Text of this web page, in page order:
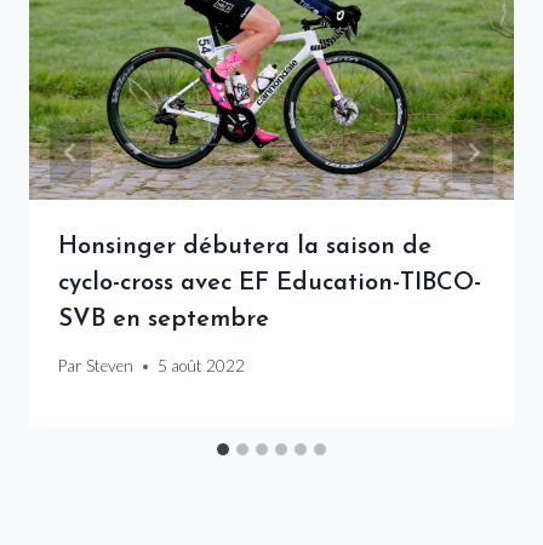
Honsinger débutera la saison de
cyclo-cross avec EF Education-TIBCO-
SVB en septembre
Par Steven 5 août 2022